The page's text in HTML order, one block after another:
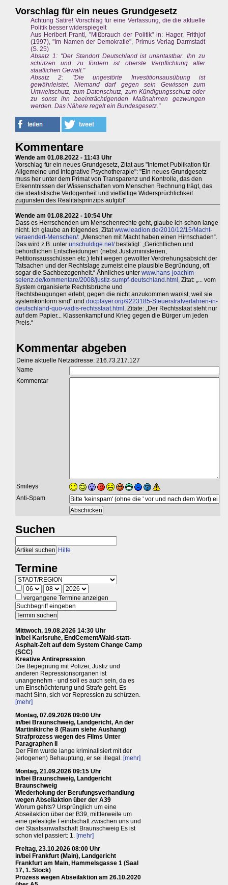
Vorschlag für ein neues Grundgesetz
Achtung Satire! Vorschlag für eine Verfassung, die die aktuelle
Politik besser widerspiegelt
Aus Heribert Prantl, "Mißbrauch der Politik" in: Hager, Frithjof
(1997), "Im Namen der Demokratie", Primus Verlag Darmstadt
(S. 25)
Absatz 1: "Der Standort Deutschland ist unantastbar. Ihn zu
schützen und zu fördern ist oberste Verpflichtung aller
staatlichen Gewalt."
Absatz 2: "Die ungestörte Investitionsausübung ist
gewährleistet. Niemand darf gegen sein Gewissen zum
Umweltschutz, zum Datenschutz, zum Kündigungsschutz oder
zu sonst ihn beeinträchtigenden Maßnahmen gezwungen
werden. Das Nähere regelt ein Bundesgesetz."
Kommentare
Wende am 01.08.2022 - 11:43 Uhr
Vorschlag für ein neues Grundgesetz, Zitat aus "Internet Publikation für
Allgemeine und Integrative Psychotherapie": "Ein neues Grundgesetz
muss her unter dem Primat von Transparenz und Kontrolle, das den
Erkenntnissen der Wissenschaften vom Menschen Rechnung trägt, das
die idealistische Verlogenheit und vielfältige Widersprüchlichkeit
zugunsten des Realitätsprinzips aufgibt".
Wende am 01.08.2022 - 10:54 Uhr
Dass es Herrschenden um Menschenrechte geht, glaube ich schon lange
nicht. Ich glaube an folgendes, Zitatwww.leadion.de/2010/12/15/Macht-
veraendert-Menschen/: „Menschen mit Macht haben einen Hirnschaden“.
Das wird z.B. unter unschuldige.net/bestätigt: „Gerichtlichen und
behördlichen Entscheidungen (nebst Justizministerien,
Petitionsausschüssen etc.) fehlt wegen gewollter Verdrehungsabsicht der
Tatsachen und der Rechtslage zumeist eine plausible Begründung, oft
sogar die Sachbezogenheit.“ Ähnliches unter www.hans-joachim-
selenz.de/kommentare/2008/justiz-sumpf-deutschland.html, Zitat: „... vom
System organisierte Rechtsbrüche und
Rechtsbeugungen erlebt, gegen die nicht anzukommen war/ist, weil sie
systemkonform sind" und docplayer.org/9223185-Steuerstrafverfahren-in-
deutschland-quo-vadis-rechtsstaat.html, Zitate: „Der Rechtsstaat steht nur
auf dem Papier... Klassenkampf und Krieg gegen die Bürger um jeden
Preis.“
Kommentar abgeben
Deine aktuelle Netzadresse: 216.73.217.127
Name
Kommentar
Smileys
Anti-Spam
Suchen
Hilfe
Termine
vergangene Termine anzeigen
Mittwoch, 19.08.2026 14:30 Uhr
in/bei Karlsruhe, EndCement/Wald-statt-
Asphalt-Zelt auf dem System Change Camp
(SCC)
Kreative Antirepression
Die Begegnung mit Polizei, Justiz und
anderen Repressionsorganen ist
unangenehm - und soll es auch sein, da es
um Einschüchterung und Strafe geht. Es
macht Sinn, sich vor Repression zu schützen.
[mehr]
Montag, 07.09.2026 09:00 Uhr
in/bei Braunschweig, Landgericht, An der
Martinikirche 8 (Raum siehe Aushang)
Strafprozess wegen des Films Unter
Paragraphen II
Der Film wurde lange kriminalisiert mit der
(erlogenen) Behauptung, er sei illegal. [mehr]
Montag, 21.09.2026 09:15 Uhr
in/bei Braunschweig, Landgericht
Braunschweig
Wiederholung der Berufungsverhandlung
wegen Abseilaktion über der A39
Worum gehts? Ursprünglich um eine
Abseilaktion über der B39, mittlerweile um
eine gefestigte Feindschaft zwischen uns und
der Staatsanwaltschaft Braunschweig Es ist
schon viel passiert: 1. [mehr]
Freitag, 23.10.2026 08:00 Uhr
in/bei Frankfurt (Main), Landgericht
Frankfurt am Main, Hammelsgasse 1 (Saal
17, 1. Stock)
Prozess wegen Abseilaktion am 26.10.2020